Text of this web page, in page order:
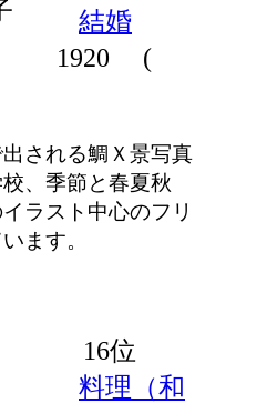
結婚
1920
(
される鯛Ｘ景写真
、季節と春夏秋
ラスト中心のフリ
ます。
16位
料理（和